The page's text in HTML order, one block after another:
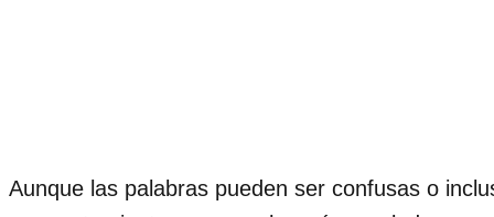
Aunque las palabras pueden ser confusas o